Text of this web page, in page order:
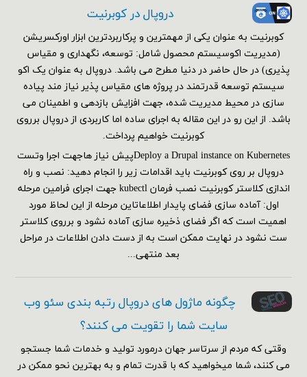
دروپال در کوبرنیت
کوبرنیت به عنوان یکی از مهمترین و پرکاربردترین ابزار اورکسریشن
(مدیریت اکوسیستم محصول شامل: توسعه، نگهداری و مقیاس
پذیری) در حال حاضر در دنیا مطرح می باشد. دروپال به عنوان یک اکو
سیستم توسعه قدرتمند در پروژه های مقیاس پذیر نیاز مند پیاده
سازی در محیط مدیریت شده، جهت افزایش بازدهی و اطمینان می
باشد. از این رو در این مقاله به اجرای ساده اما کاربردی از دروپال برروی
کوبرنیت خواهیم پرداخت.
Deploy a Drupal instance on Kubernetesپیش نیاز هاجهت اجرا وتست
دروپال بر روی کوبرنیت باید اقدامات زیر را انجام دهید: نصب و راه
اندازی کلاستر کوبرنیت نصب فرمان kubectl جهت اجرای فرامین مرحله
اول: آماده سازی فضای پایدار اطلاعاتاین مرحله از این لحاظ مورد
اهمیت است که اگر فضای ذخیره سازی آماده نشود و برروی کلاستر
ست نشود در نهایت ممکن است به از دست دادن اطلاعات در مراحل
بعد منتهی...
چگونه ماژول های دروپال رتبه بندی سئو وب
سایت شما را تقویت می کنند؟
وقتی که مردم از سرتاسر جهان درمورد تولید و خدمات شما جستجو
می کنند، شما میخواهید که با قدرت تمام و به بهترین نحو ممکن در